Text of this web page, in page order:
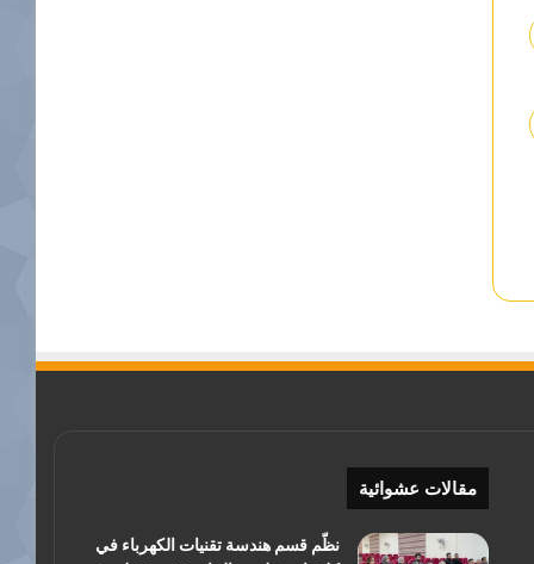
مقالات عشوائية
نظّم قسم هندسة تقنيات الكهرباء في